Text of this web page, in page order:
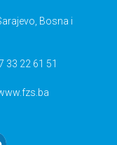
Bosna i
33 22 61 51